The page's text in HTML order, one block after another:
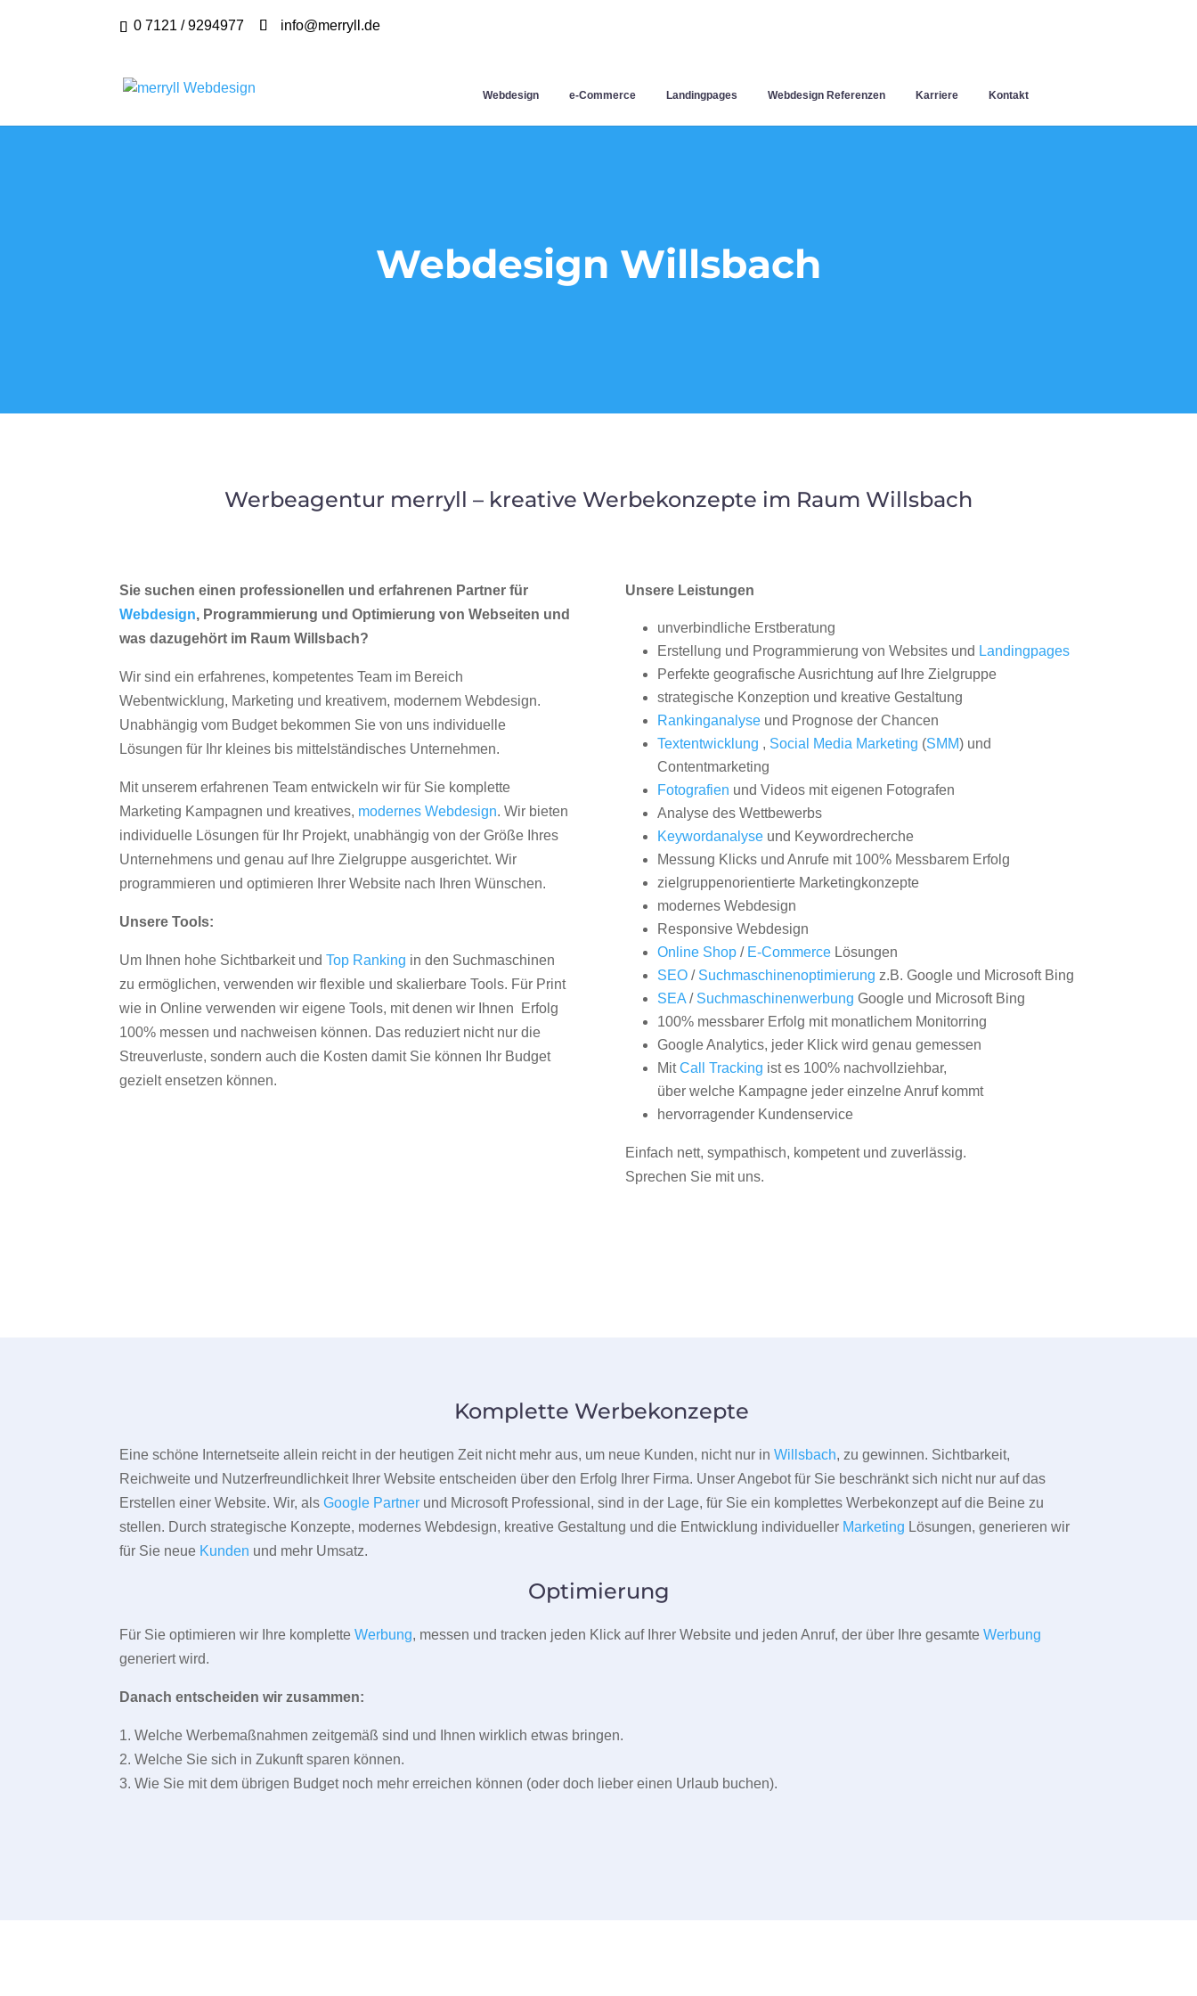
0 7121 / 9294977 info@merryll.de
Webdesign e-Commerce Landingpages Webdesign Referenzen Karriere Kontakt
Webdesign Willsbach
Werbeagentur merryll – kreative Werbekonzepte im Raum Willsbach
Sie suchen einen professionellen und erfahrenen Partner für
Webdesign, Programmierung und Optimierung von Webseiten und
was dazugehört im Raum Willsbach?
Wir sind ein erfahrenes, kompetentes Team im Bereich
Webentwicklung, Marketing und kreativem, modernem Webdesign.
Unabhängig vom Budget bekommen Sie von uns individuelle
Lösungen für Ihr kleines bis mittelständisches Unternehmen.
Mit unserem erfahrenen Team entwickeln wir für Sie komplette
Marketing Kampagnen und kreatives, modernes Webdesign. Wir bieten
individuelle Lösungen für Ihr Projekt, unabhängig von der Größe Ihres
Unternehmens und genau auf Ihre Zielgruppe ausgerichtet. Wir
programmieren und optimieren Ihrer Website nach Ihren Wünschen.
Unsere Tools:
Um Ihnen hohe Sichtbarkeit undTop Ranking in den Suchmaschinen
zu ermöglichen, verwenden wir flexible und skalierbare Tools. Für Print
wie in Online verwenden wir eigene Tools, mit denen wir Ihnen Erfolg
100% messen und nachweisen können. Das reduziert nicht nur die
Streuverluste, sondern auch die Kosten damit Sie können Ihr Budget
gezielt ensetzen können.
Unsere Leistungen
unverbindliche Erstberatung
Erstellung und Programmierung von Websites und Landingpages
Perfekte geografische Ausrichtung auf Ihre Zielgruppe
strategische Konzeption und kreative Gestaltung
Rankinganalyseund Prognose der Chancen
Textentwicklung , Social Media Marketing (SMM) und
Contentmarketing
Fotografien und Videos mit eigenen Fotografen
Analyse des Wettbewerbs
Keywordanalyseund Keywordrecherche
Messung Klicks und Anrufe mit 100% Messbarem Erfolg
zielgruppenorientierte Marketingkonzepte
modernes Webdesign
Responsive Webdesign
Online Shop/ E-CommerceLösungen
SEO/ Suchmaschinenoptimierung z.B. Google und Microsoft Bing
SEA/ Suchmaschinenwerbung Google und Microsoft Bing
100% messbarer Erfolg mit monatlichem Monitorring
Google Analytics, jeder Klick wird genau gemessen
MitCall Tracking ist es 100% nachvollziehbar,
über welche Kampagne jeder einzelne Anruf kommt
hervorragender Kundenservice
Einfach nett, sympathisch, kompetent und zuverlässig.
Sprechen Sie mit uns.
Komplette Werbekonzepte
Eine schöne Internetseite allein reicht in der heutigen Zeit nicht mehr aus, um neue Kunden, nicht nur inWillsbach, zu gewinnen. Sichtbarkeit,
Reichweite und Nutzerfreundlichkeit Ihrer Website entscheiden über den Erfolg Ihrer Firma. Unser Angebot für Sie beschränkt sich nicht nur auf das
Erstellen einer Website. Wir, alsGoogle Partner und Microsoft Professional, sind in der Lage, für Sie ein komplettes Werbekonzept auf die Beine zu
stellen. Durch strategische Konzepte, modernes Webdesign, kreative Gestaltung und die Entwicklung individueller Marketing Lösungen, generieren wir
für Sie neue Kunden und mehr Umsatz.
Optimierung
Für Sie optimieren wir Ihre kompletteWerbung, messen und tracken jeden Klick auf Ihrer Website und jeden Anruf, der über Ihre gesamteWerbung
generiert wird.
Danach entscheiden wir zusammen:
1. Welche Werbemaßnahmen zeitgemäß sind und Ihnen wirklich etwas bringen.
2. Welche Sie sich in Zukunft sparen können.
3. Wie Sie mit dem übrigen Budget noch mehr erreichen können (oder doch lieber einen Urlaub buchen).